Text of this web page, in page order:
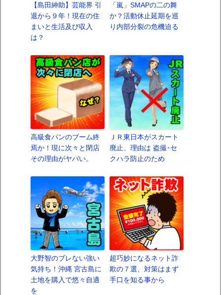
【島田紳助】芸能界 引
退から９年！現在の住
まいと生活及び収入
は？
「嵐」SMAPの二の舞
か？活動休止延期を巡
り内部分裂の危機迫る
高級食パンのブーム終
焉か！現に次々と閉店
その理由がヤバい。
ＪＲ東日本がスカート
廃止、理由は 盗撮･セ
クハラ防止のため
大野智のブレない強い
気持ち！沖縄 宮古島に
土地を購入で悠々自適
を
超巧妙になるネット詐
欺の７選、対策はまず
手口を知る事から